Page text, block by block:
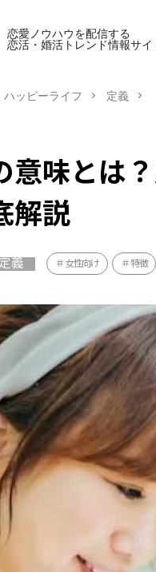
恋愛ノウハウを配信する
恋活・婚活トレンド情報サイ
ハッピーライフ 定義
意味とは
解説
定義 女性向け 特徴